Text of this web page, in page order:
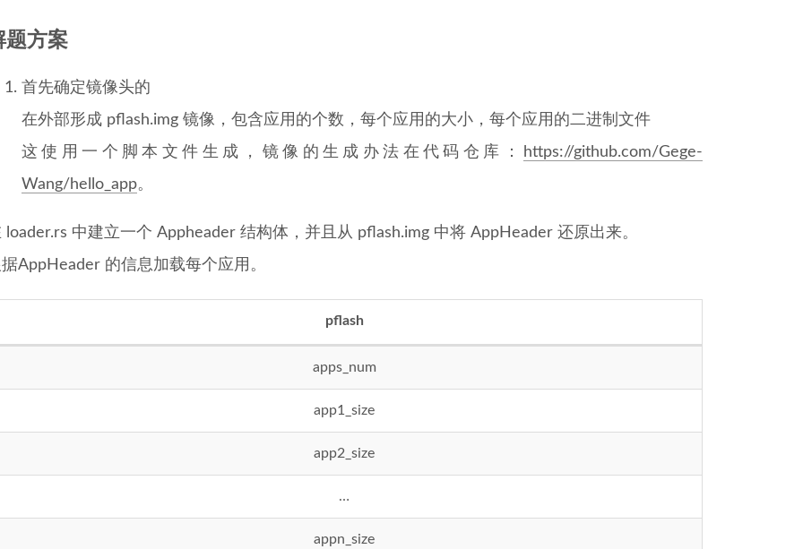
题方案
首先确定镜像头的
在外部形成 pflash.img 镜像，包含应用的个数，每个应用的大小，每个应用的二进制文件
这使用一个脚本文件生成，镜像的生成办法在代码仓库：
https://github.com/Gege-
Wang/hello_app。
loader.rs 中建立一个 Appheader 结构体，并且从 pflash.img 中将 AppHeader 还原出来。
AppHeader 的信息加载每个应用。
pflash
apps_num
app1_size
app2_size
…
appn_size